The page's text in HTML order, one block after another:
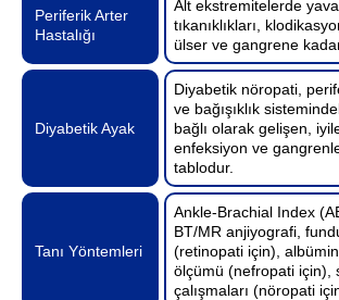
Periferik Arter
Hastalığı
Alt ekstremitelerde
tıkanıklıkları,
ülser ve gangrene
Diyabetik Ayak
Diyabetik nöropati,
ve bağışıklık
bağlı olarak gelişen,
enfeksiyon ve
tablodur.
Tanı Yöntemleri
Ankle-Brachial Index
BT/MR anjiyografi,
(retinopati için),
ölçümü (nefropati için),
çalışmaları (nöropati